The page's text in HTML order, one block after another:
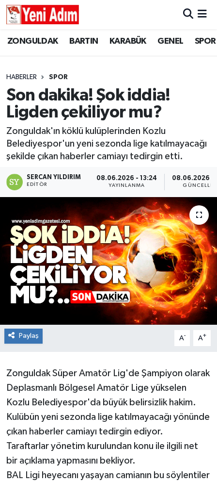
ZONGULDAK BARTIN KARABÜK GENEL SPOR
HABERLER SPOR
Son dakika! Şok iddia!
Ligden çekiliyor mu?
Zonguldak'ın köklü kulüplerinden Kozlu
Belediyespor'un yeni sezonda lige katılmayacağı
şekilde çıkan haberler camiayı tedirgin etti.
SERCAN YILDIRIM
EDITÖR
08.06.2026 - 13:24
YAYINLANMA
08.06.2026 -
Paylaş A- A+
Zonguldak Süper Amatör Lig'de Şampiyon olarak
Deplasmanlı Bölgesel Amatör Lige yükselen
Kozlu Belediyespor'da büyük belirsizlik hakim.
Kulübün yeni sezonda lige katılmayacağı yönünde
çıkan haberler camiayı tedirgin ediyor.
Taraftarlar yönetim kurulundan konu ile ilgili net
bir açıklama yapmasını bekliyor.
BAL Ligi heyecanı yaşayan camianın bu söylentiler
ZONGULDAK
GÜNCEL
SİYASET
RESMİ İLAN
ZONGULDAK
GENEL
SPOR
SİYASET
SAĞLIK
GÜNCEL
RESMİ İLAN
Künye
Zonguldak Hava Durumu
Süper Lig Puan Durumu ve Fikstür
Tüm Manşetler
Son Dakika Haberleri
Haber Arşivi